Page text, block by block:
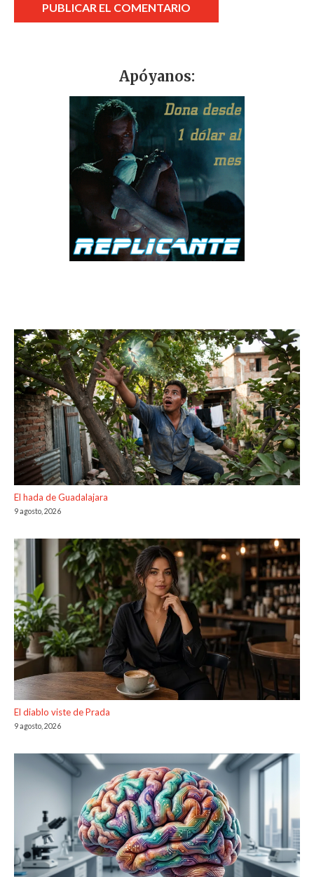
Apóyanos:
El hada de Guadalajara
9 agosto, 2026
El diablo viste de Prada
9 agosto, 2026